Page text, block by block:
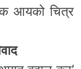
आयको चित्र